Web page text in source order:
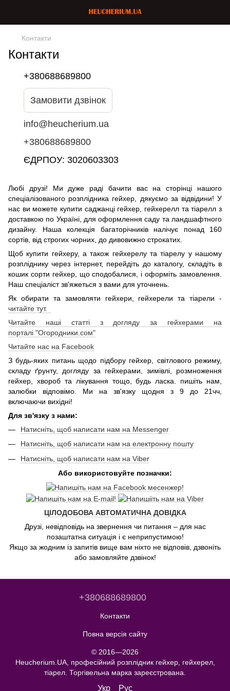
Контакти
Контакти
+380688689800
Замовити дзвінок
info@heucherium.ua
+380688689800
ЄДРПОУ: 3020603303
Любі друзі! Ми дуже раді бачити вас на сторінці нашого
спеціалізованого розплідника гейхер, дякуємо за відвідини! У
нас ви можете купити саджанці гейхер, гейхерелл та тіарелл з
доставкою по Україні, для оформлення саду та ландшафтного
дизайну. Наша колекція багаторічників налічує понад 160
сортів, від строгих чорних, до дивовижно строкатих.
Щоб купити гейхеру, а також гейхерелу та тіарелу у нашому
розпліднику через інтернет, перейдіть до каталогу, складіть в
кошик сорти гейхер, що сподобалися, і оформіть замовлення.
Наш спеціаліст зв'яжеться з вами для уточнень.
Як обирати та замовляти гейхери, гейхерели та тіарели -
читайте тут.
Читайте наші статті з догляду за гейхерами на
порталі "Огородники.сом"
Читайте нас на Facebook
З будь-яких питань щодо підбору гейхер, світлового режиму,
складу ґрунту, догляду за гейхерами, зимівлі, розмноження
гейхер, хвороб та лікування тощо, будь ласка. пишіть нам,
залюбки відповімо. Ми на зв'язку щодня з 9 до 21чч,
включаючи вихідні!
Для зв'язку з нами:
Натисніть, щоб написати нам на Messenger
Натисніть, щоб написати нам на електронну пошту
Натисніть, щоб написати нам на Viber
Або використовуйте позначки:
ЦІЛОДОБОВА АВТОМАТИЧНА ДОВІДКА
Друзі, невідповідь на звернення чи питання – для нас
позаштатна ситуація і є неприпустимою!
Якщо за жодним із запитів вище вам ніхто не відповів, дзвоніть
або замовляйте дзвінок!
+380688689800
Контакти
Повна версія сайту
© 2016—2026
Heucherium.UA, професійний розплідник гейхер, гейхерел,
тіарел. Торгівельна марка зареєстрована.
Укр Рус